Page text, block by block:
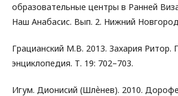
образовательные центры в Ранней
Наш Анабасис. Вып. 2. Нижний
Грацианский М.В. 2013. Захария Ритор.
энциклопедия. Т. 19: 702–703.
Игум. Дионисий (Шлѐнев). 2010.